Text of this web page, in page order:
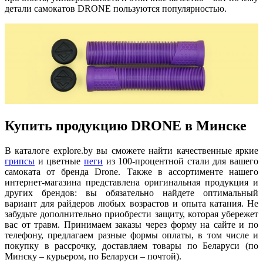
детали самокатов DRONE пользуются популярностью.
Купить продукцию DRONE в Минске
В каталоге explore.by вы сможете найти качественные яркие
грипсы и цветные пеги из 100-процентной стали для вашего
самоката от бренда Drone. Также в ассортименте нашего
интернет-магазина представлена оригинальная продукция и
других брендов: вы обязательно найдете оптимальный
вариант для райдеров любых возрастов и опыта катания. Не
забудьте дополнительно приобрести защиту, которая убережет
вас от травм. Принимаем заказы через форму на сайте и по
телефону, предлагаем разные формы оплаты, в том числе и
покупку в рассрочку, доставляем товары по Беларуси (по
Минску – курьером, по Беларуси – почтой).